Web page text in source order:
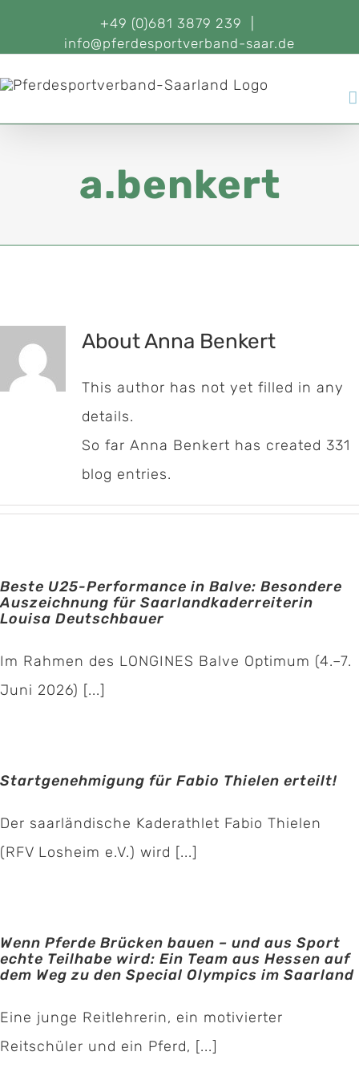
+49 (0)681 3879 239
info@pferdesportverband-saar.de
a.benkert
AboutAnna Benkert
This author has not yet filled in any
details.
So far Anna Benkert has created 331
blog entries.
Beste U25-Performance in Balve: Besondere
Auszeichnung für Saarlandkaderreiterin
Louisa Deutschbauer
Im Rahmen des LONGINES Balve Optimum (4.–7.
Juni 2026) [...]
Startgenehmigung für Fabio Thielen erteilt!
Der saarländische Kaderathlet Fabio Thielen
(RFV Losheim e.V.) wird [...]
Wenn Pferde Brücken bauen – und aus Sport
echte Teilhabe wird: Ein Team aus Hessen auf
dem Weg zu den Special Olympics im Saarland
Eine junge Reitlehrerin, ein motivierter
Reitschüler und ein Pferd, [...]